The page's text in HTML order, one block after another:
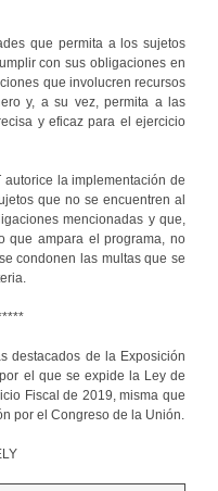
que permita a los sujetos
con sus obligaciones en
que involucren recursos
y, a su vez, permita a las
y eficaz para el ejercicio
la implementación de
que no se encuentren al
mencionadas y que,
que ampara el programa, no
condonen las multas que se
destacados de la Exposición
el que se expide la Ley de
Fiscal de 2019, misma que
por el Congreso de la Unión.